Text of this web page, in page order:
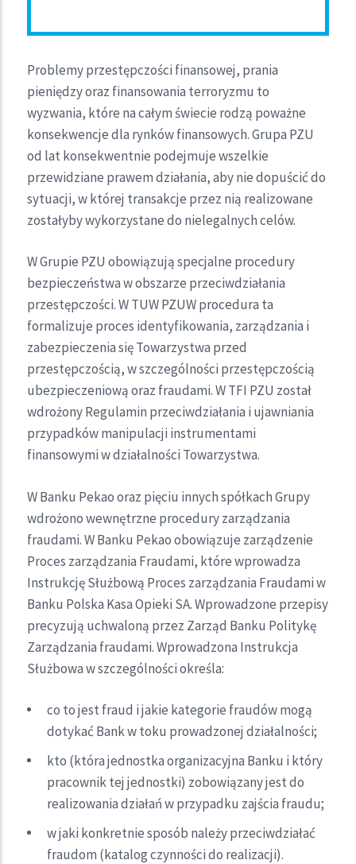
Problemy przestępczości finansowej, prania
pieniędzy oraz finansowania terroryzmu to
wyzwania, które na całym świecie rodzą poważne
konsekwencje dla rynków finansowych. Grupa PZU
od lat konsekwentnie podejmuje wszelkie
przewidziane prawem działania, aby nie dopuścić do
sytuacji, w której transakcje przez nią realizowane
zostałyby wykorzystane do nielegalnych celów.
W Grupie PZU obowiązują specjalne procedury
bezpieczeństwa w obszarze przeciwdziałania
przestępczości. W TUW PZUW procedura ta
formalizuje proces identyfikowania, zarządzania i
zabezpieczenia się Towarzystwa przed
przestępczością, w szczególności przestępczością
ubezpieczeniową oraz fraudami. W TFI PZU został
wdrożony Regulamin przeciwdziałania i ujawniania
przypadków manipulacji instrumentami
finansowymi w działalności Towarzystwa.
W Banku Pekao oraz pięciu innych spółkach Grupy
wdrożono wewnętrzne procedury zarządzania
fraudami. W Banku Pekao obowiązuje zarządzenie
Proces zarządzania Fraudami, które wprowadza
Instrukcję Służbową Proces zarządzania Fraudami w
Banku Polska Kasa Opieki SA. Wprowadzone przepisy
precyzują uchwaloną przez Zarząd Banku Politykę
Zarządzania fraudami. Wprowadzona Instrukcja
Służbowa w szczególności określa:
co to jest fraud i jakie kategorie fraudów mogą
dotykać Bank w toku prowadzonej działalności;
kto (która jednostka organizacyjna Banku i który
pracownik tej jednostki) zobowiązany jest do
realizowania działań w przypadku zajścia fraudu;
w jaki konkretnie sposób należy przeciwdziałać
fraudom (katalog czynności do realizacji).